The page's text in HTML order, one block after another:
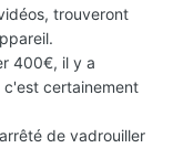
trouveront
400€, il y a
certainement
de vadrouiller